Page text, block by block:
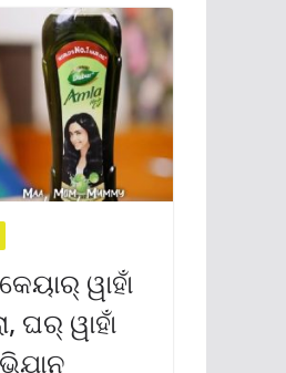
ୱାହାଁ
ଘର୍ ୱାହାଁ